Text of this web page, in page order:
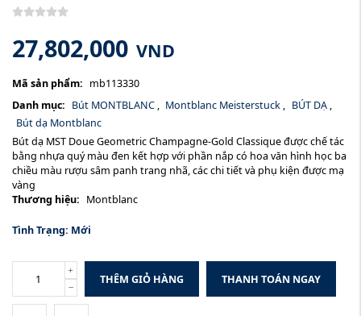
27,802,000 VND
Mã sản phẩm: mb113330
Danh mục: Bút MONTBLANC , Montblanc Meisterstuck , BÚT DẠ ,
Bút dạ Montblanc
Bút dạ MST Doue Geometric Champagne-Gold Classique được chế tác
bằng nhựa quý màu đen kết hợp với phần nắp có hoa văn hình học ba
chiều màu rượu sâm panh trang nhã, các chi tiết và phụ kiện được mạ
vàng
Thương hiệu: Montblanc
Tình Trạng: Mới
THÊM GIỎ HÀNG THANH TOÁN NGAY